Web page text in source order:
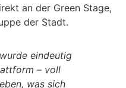
an der Green Stage,
der Stadt.
eindeutig
– voll
was sich